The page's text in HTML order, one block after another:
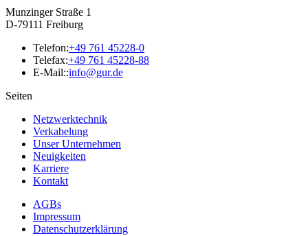
Munzinger Straße 1
D-79111 Freiburg
Telefon:+49 761 45228-0
Telefax:+49 761 45228-88
E-Mail::info@gur.de
Seiten
Netzwerktechnik
Verkabelung
Unser Unternehmen
Neuigkeiten
Karriere
Kontakt
AGBs
Impressum
Datenschutzerklärung